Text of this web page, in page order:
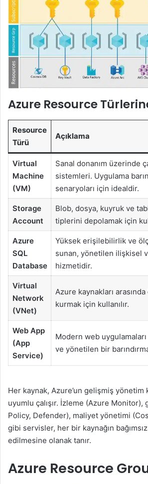
Azure Resource
Resource
Türü
Açıklama
Virtual
Machine
(VM)
Sanal donanım üzerinde
sistemleri. Uygulama
senaryoları için idealdir.
Storage
Account
Blob, dosya, kuyruk ve
tiplerini depolamak için
Azure
SQL
Database
Yüksek erişilebilirlik ve
sunan, yönetilen ilişkisel
hizmetidir.
Virtual
Network
(VNet)
Azure kaynakları
kurmak için kullanılır.
Web App
(App
Service)
Modern web
ve yönetilen bir
Her kaynak, Azure’un gelişmiş yönetim
uyumlu çalışır. İzleme (Azure Monitor),
Policy, Defender), maliyet yönetimi
gibi servisler, her bir kaynağın
edilmesine olanak tanır.
Azure Resource